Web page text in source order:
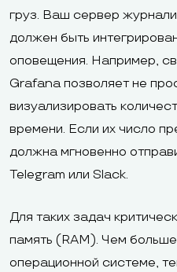
груз. Ваш сервер
должен быть
оповещения. Например,
Grafana позволяет не
визуализировать
времени. Если их число
должна мгновенно
Telegram или Slack.
Для таких задач
память (RAM). Чем
операционной системе,